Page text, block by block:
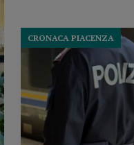
CRONACA PIACENZA